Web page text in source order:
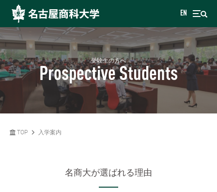
EN
受験生の方へ
Prospective Students
TOP 入学案内
名商大が選ばれる理由